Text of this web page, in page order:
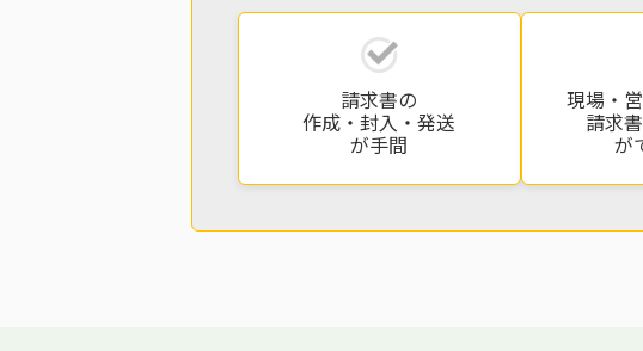
請求書の
作成・封入・発送
が手間
現場・
請求
が